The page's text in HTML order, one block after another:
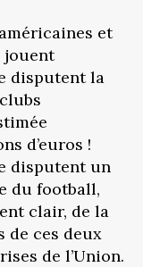
et
jouent
disputent la
d’euros !
disputent un
du football,
clair, de la
de ces deux
de l’Union.